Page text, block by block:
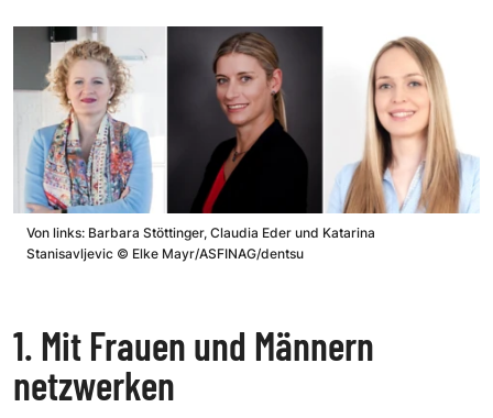
Von links: Barbara Stöttinger, Claudia Eder und Katarina
Stanisavljevic © Elke Mayr/ASFINAG/dentsu
1. Mit Frauen und Männern
netzwerken